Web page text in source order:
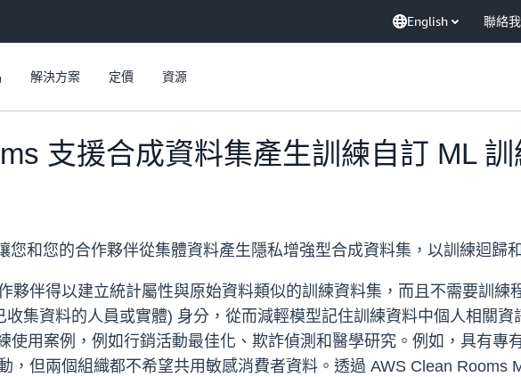
English 聯絡
解決方案 定價 資源
支援合成資料集產生訓練自訂 ML 訓
您和您的合作夥伴從集體資料產生隱私增強型合成資料集，以訓練迴歸
夥伴得以建立統計屬性與原始資料類似的訓練資料集，而且不需要訓練
集資料的人員或實體) 身分，從而減輕模型記住訓練資料中個人相關
使用案例，例如行銷活動最佳化、欺詐偵測和醫學研究。例如，具有專
，但兩個組織都不希望共用敏感消費者資料。透過 AWS Clean Rooms